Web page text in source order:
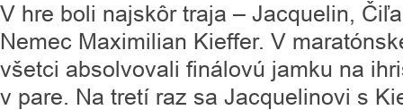
V hre boli najskôr traja – Jacquelin,
Nemec Maximilian Kieffer. V
všetci absolvovali finálovú jamku na
v pare. Na tretí raz sa Jacquelinovi s